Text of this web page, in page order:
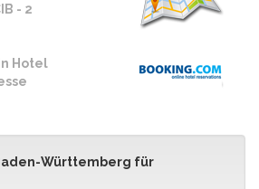
- 2
Hotel
Württemberg für